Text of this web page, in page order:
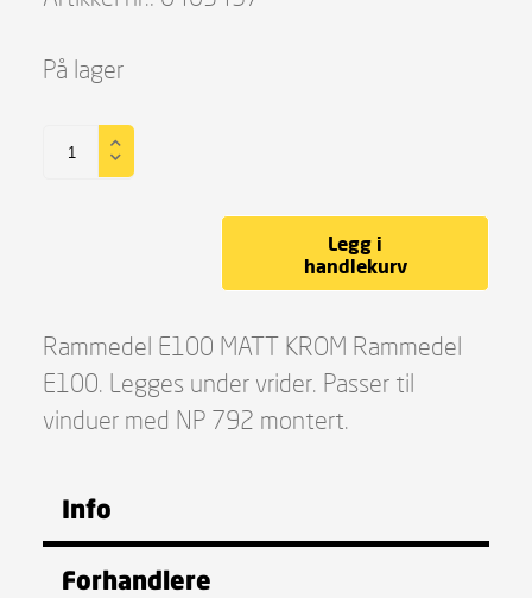
På lager
Legg i
handlekurv
Rammedel E100 MATT KROM Rammedel
E100. Legges under vrider. Passer til
vinduer med NP 792 montert.
Info
Forhandlere